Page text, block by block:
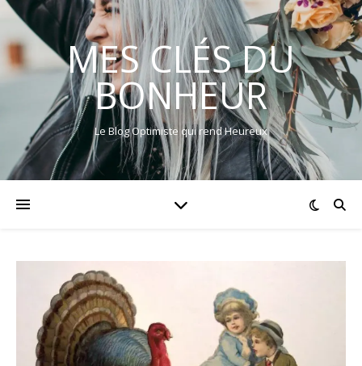
MES CLÉS DU
BONHEUR
Le Blog Optimiste qui rend Heureux